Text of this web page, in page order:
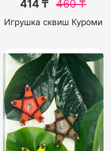
414 ₸ 460₸
Игрушка сквиш Куроми